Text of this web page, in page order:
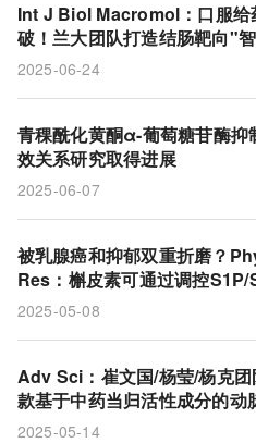
Int J Biol Macromol：口服给
破！兰大团队打造结肠靶向"
剂"，让大黄酸精准抗击溃疡性
2025-06-24
青稞酰化黄酮α-葡萄糖苷酶抑
效关系研究取得进展
2025-06-07
被乳腺癌和抑郁双重折磨？
Res：槲皮素可通过调控S1P/
抑制NETs，带来新希望！
2025-05-08
Adv Sci：崔文国/杨莹/杨克
款基于中药当归活性成分的动
化靶向纳米递送系统
2025-05-14